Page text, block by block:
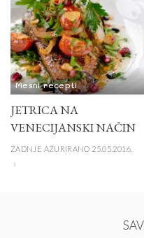
Mesni recepti
JETRICA NA
VENECIJANSKI NAČIN
ZADNJE AŽURIRANO 25.05.2016.